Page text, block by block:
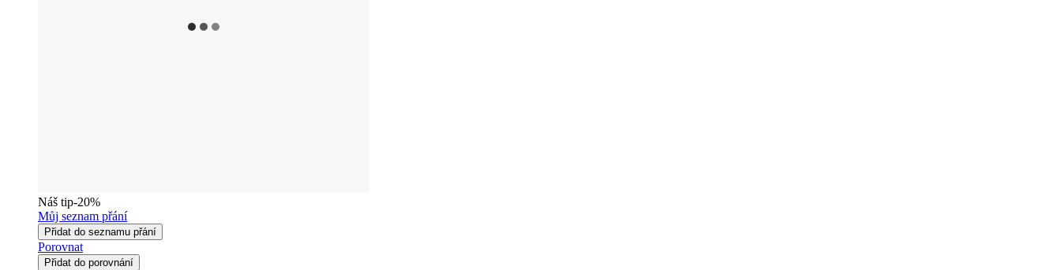
Náš tip-20%
Můj seznam přání
Přidat do seznamu přání
Porovnat
Přidat do porovnání